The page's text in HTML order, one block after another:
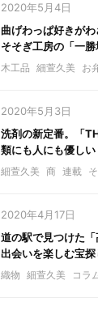
2020年5月4日
曲げわっぱ好きが
そそぎ工房の「一
木工品 細萱久美 お
2020年5月3日
洗剤の新定番。「
類にも人にも優しい
細萱久美 商 連載
2020年4月17日
道の駅で見つけた
出会いを楽しむ宝
織物 細萱久美 コラ